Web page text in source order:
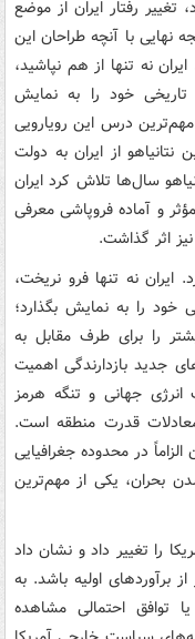
رفتار ایران از موضع
نهایی با آنچه طراحان این
نه تنها از هم نپاشید،
تاریخی خود را به نمایش
درس این رویارویی
از ایران به دولت
سال‌ها تلاش کرد ایران
و آماده فروپاشی معرفی
اثر گذاشت.
ایران نه تنها فرو نریخت،
خود را به نمایش بگذارد؛
را برای طرف مقابل به
جدید بازدارندگی اهمیت
انرژی جهانی و تنگه هرمز
قدرت منطقه است.
در محدوده جغرافیایی
بحران، یکی از مهم‌ترین
را تغییر داد و نشان داد
برآوردهای اولیه باشد. به
توافق احتمالی مشاهده